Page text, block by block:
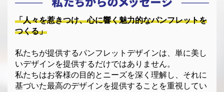
「人々を惹きつけ、心に響く魅力的なパンフレットを
つくる」
私たちが提供するパンフレットデザインは、単に美し
いデザインを提供するだけではありません。
私たちはお客様の目的とニーズを深く理解し、それに
基づいた最高のデザインを提供することを重視してい